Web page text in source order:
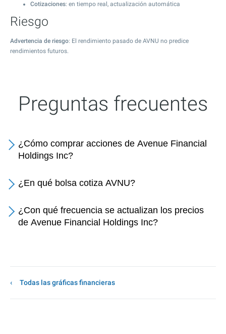
Cotizaciones: en tiempo real, actualización automática
Riesgo
Advertencia de riesgo: El rendimiento pasado de AVNU no predice
rendimientos futuros.
Preguntas frecuentes
¿Cómo comprar acciones de Avenue Financial
Holdings Inc?
¿En qué bolsa cotiza AVNU?
¿Con qué frecuencia se actualizan los precios
de Avenue Financial Holdings Inc?
Todas las gráficas financieras